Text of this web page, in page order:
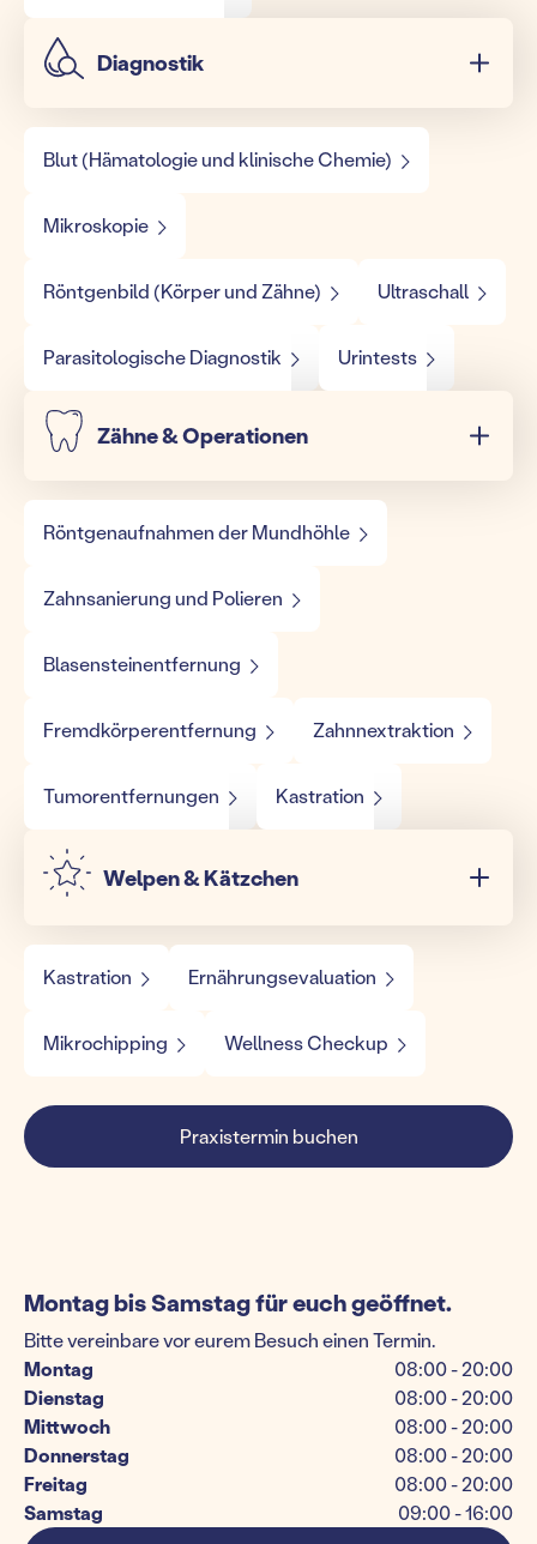
Diagnostik
Blut (Hämatologie und klinische Chemie)
Mikroskopie
Röntgenbild (Körper und Zähne) Ultraschall
Parasitologische Diagnostik Urintests
Zähne & Operationen
Röntgenaufnahmen der Mundhöhle
Zahnsanierung und Polieren
Blasensteinentfernung
Fremdkörperentfernung Zahnnextraktion
Tumorentfernungen Kastration
Welpen & Kätzchen
Kastration Ernährungsevaluation
Mikrochipping Wellness Checkup
Praxistermin buchen
Montag bis Samstag für euch geöffnet.
Bitte vereinbare vor eurem Besuch einen Termin.
Montag
08:00 - 20:00
Dienstag
08:00 - 20:00
Mittwoch
08:00 - 20:00
Donnerstag
08:00 - 20:00
Freitag
08:00 - 20:00
Samstag
09:00 - 16:00